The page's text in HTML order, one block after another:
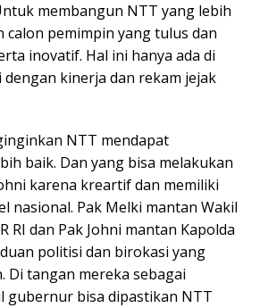
membangun NTT yang lebih
calon pemimpin yang tulus dan
inovatif. Hal ini hanya ada di
dengan kinerja dan rekam jejak
NTT mendapat
baik. Dan yang bisa melakukan
karena kreartif dan memiliki
nasional. Pak Melki mantan Wakil
RI dan Pak Johni mantan Kapolda
politisi dan birokasi yang
Di tangan mereka sebagai
gubernur bisa dipastikan NTT